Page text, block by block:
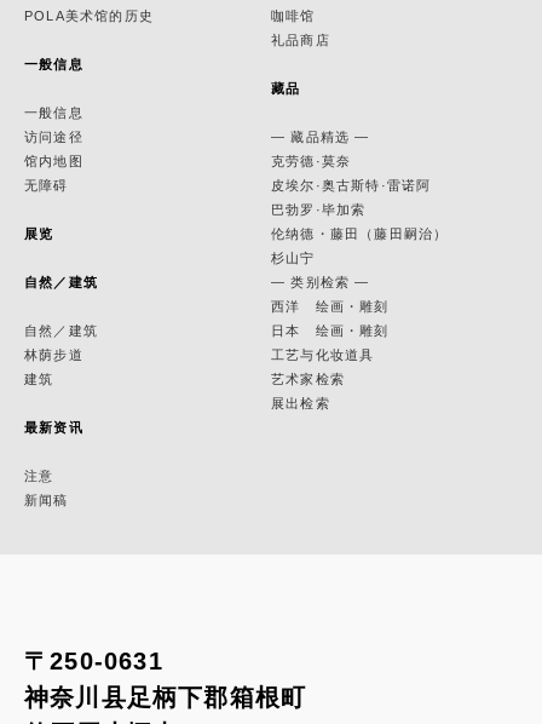
POLA美术馆的历史
一般信息
一般信息
访问途径
馆内地图
无障碍
展览
自然／建筑
自然／建筑
林荫步道
建筑
最新资讯
注意
新闻稿
咖啡馆
礼品商店
藏品
— 藏品精选 —
克劳德·莫奈
皮埃尔·奥古斯特·雷诺阿
巴勃罗·毕加索
伦纳德・藤田（藤田嗣治）
杉山宁
— 类别检索 —
西洋 绘画・雕刻
日本 绘画・雕刻
工艺与化妆道具
艺术家检索
展出检索
〒250-0631
神奈川县足柄下郡箱根町